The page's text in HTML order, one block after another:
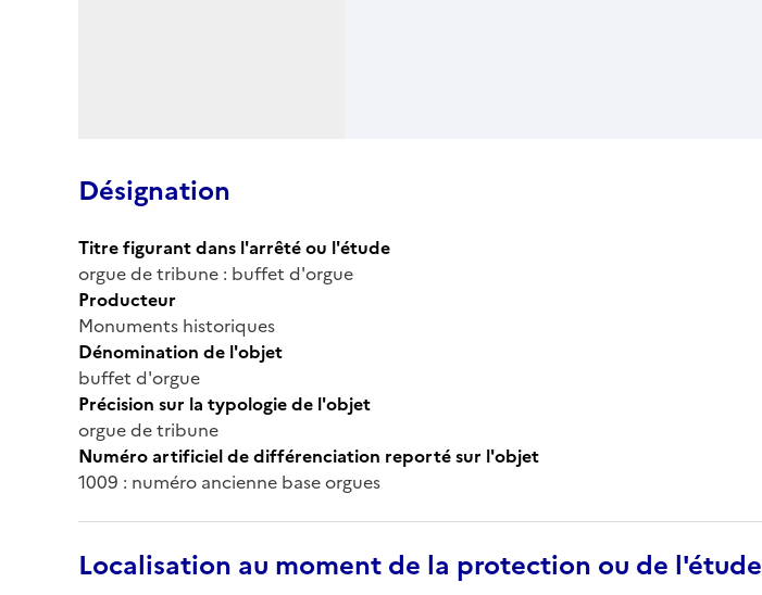
Désignation
Titre figurant dans l'arrêté ou l'étude
orgue de tribune : buffet d'orgue
Producteur
Monuments historiques
Dénomination de l'objet
buffet d'orgue
Précision sur la typologie de l'objet
orgue de tribune
Numéro artificiel de différenciation reporté sur l'objet
1009 : numéro ancienne base orgues
Localisation au moment de la protection ou de l'étude